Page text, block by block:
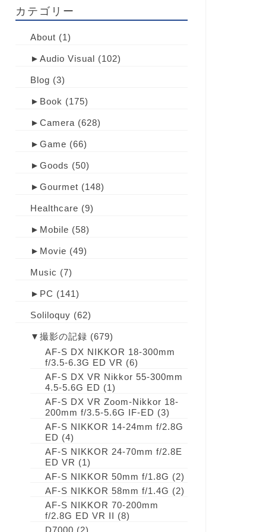
カテゴリー
About (1)
► Audio Visual (102)
Blog (3)
► Book (175)
► Camera (628)
► Game (66)
► Goods (50)
► Gourmet (148)
Healthcare (9)
► Mobile (58)
► Movie (49)
Music (7)
► PC (141)
Soliloquy (62)
▼ 撮影の記録 (679)
AF-S DX NIKKOR 18-300mm
f/3.5-6.3G ED VR (6)
AF-S DX VR Nikkor 55-300mm
4.5-5.6G ED (1)
AF-S DX VR Zoom-Nikkor 18-
200mm f/3.5-5.6G IF-ED (3)
AF-S NIKKOR 14-24mm f/2.8G
ED (4)
AF-S NIKKOR 24-70mm f/2.8E
ED VR (1)
AF-S NIKKOR 50mm f/1.8G (2)
AF-S NIKKOR 58mm f/1.4G (2)
AF-S NIKKOR 70-200mm
f/2.8G ED VR II (8)
D7000 (2)